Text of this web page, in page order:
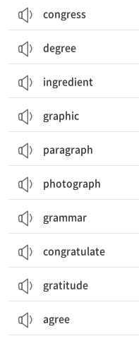
congress
degree
ingredient
graphic
paragraph
photograph
grammar
congratulate
gratitude
agree